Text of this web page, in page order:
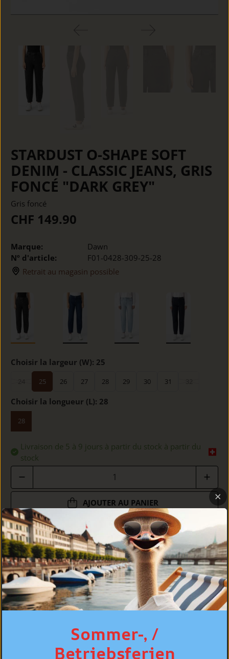
STARDUST O-SHAPE SOFT
DENIM - CLASSIC JEANS, GRIS
FONCÉ "DARK GREY"
Gris foncé
CHF 149.90
Marque:
Dawn
Nº d'article:
F01-0428-309-25-28
Retrait au magasin possible
Choisir la largeur (W): 25
25 26 27 28 29 30 31
Choisir la longueur (L): 28
28
Livraison de 5 à 9 jours à partir du stock à partir du
stock
AJOUTER AU PANIER
DÉTAILS
COUPE
CONSEIL PERSONNALISÉ
Sommer-, /
Betriebsferien